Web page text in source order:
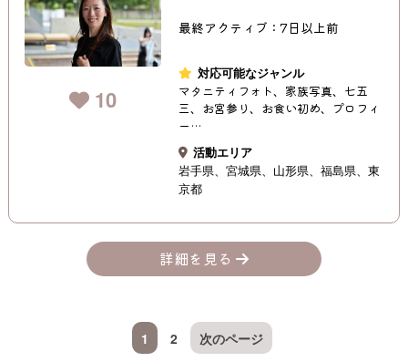
10
最終アクティブ：7日以上前
対応可能なジャンル
マタニティフォト、家族写真、七五
三、お宮参り、お食い初め、プロフィ
ー…
活動エリア
岩手県
宮城県 山形県 福島県
東
京都
詳細を見る
1 2 次のページ